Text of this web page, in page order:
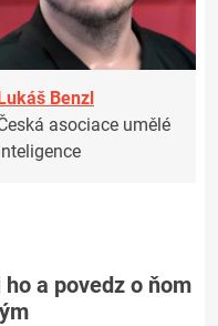
Benzl
asociace umělé
a povedz o ňom